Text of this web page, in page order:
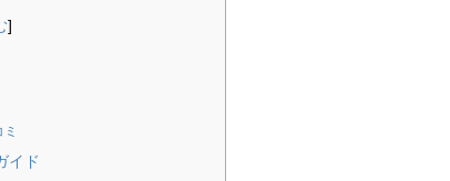
]
イド